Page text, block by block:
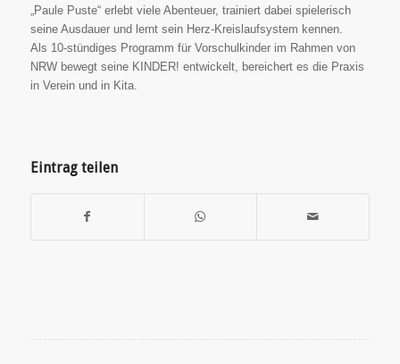
„Paule Puste“ erlebt viele Abenteuer, trainiert dabei spielerisch
seine Ausdauer und lernt sein Herz-Kreislaufsystem kennen.
Als 10-stündiges Programm für Vorschulkinder im Rahmen von
NRW bewegt seine KINDER! entwickelt, bereichert es die Praxis
in Verein und in Kita.
Eintrag teilen